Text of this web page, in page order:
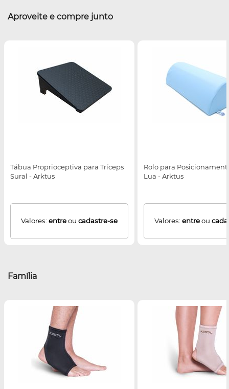
Aproveite e compre junto
Tábua Proprioceptiva para Tríceps
Sural - Arktus
Valores: entreou cadastre-se
Rolo para
Lua - Arktus
Valores: entreou
Família